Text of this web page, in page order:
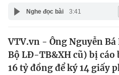
Thế giới
Giáo dục
Nghe đọc bài 3:41
VTV.vn - Ông Nguyễn
Bộ LĐ-TB&XH cũ) bị cáo
16 tỷ đồng để ký 14 giấy